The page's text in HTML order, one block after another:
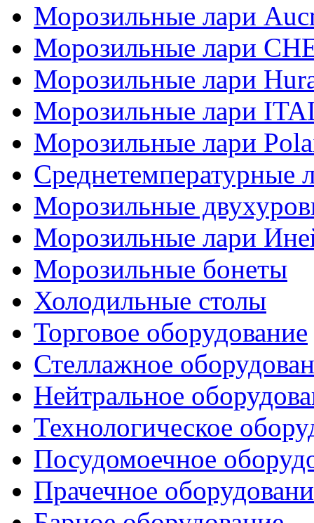
Морозильные лари
Морозильные лари
Морозильные лари
Морозильные лари
Морозильные лари
Среднетемпературные
Морозильные
Морозильные лари
Морозильные бонеты
Холодильные столы
Торговое оборудование
Стеллажное
Нейтральное
Технологическое
Посудомоечное
Прачечное